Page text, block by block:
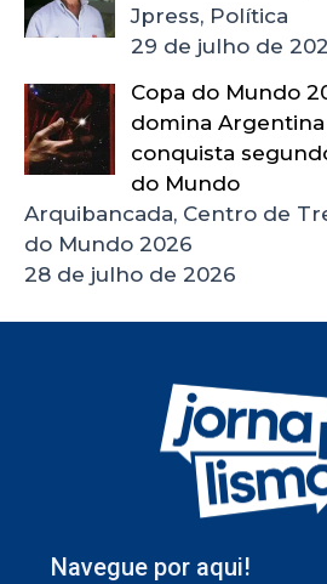
Jpress, Política
29 de julho de
Copa do Mundo
domina
conquista
do Mundo
Arquibancada, Centro de
do Mundo 2026
28 de julho de 2026
Navegue por aqui!